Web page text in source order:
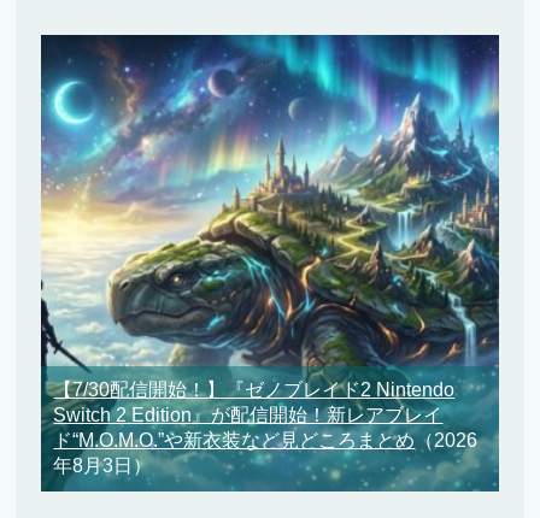
【7/30配信開始！】『ゼノブレイド2 Nintendo
Switch 2 Edition』が配信開始！新レアブレイ
ド“M.O.M.O.”や新衣装など見どころまとめ（2026
年8月3日）